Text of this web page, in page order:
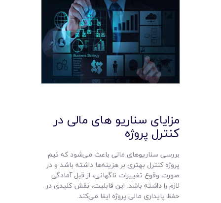
مزایای سناریو های مالی در
کنترل پروژه
بررسی سناریوهای مالی باعث می‌شود که تیم
پروژه کنترل بهتری بر هزینه‌ها داشته باشد و در
صورت وقوع تغییرات ناگهانی، از قبل آمادگی
لازم را داشته باشد. این قابلیت، نقش کلیدی در
حفظ پایداری مالی پروژه ایفا می‌کند.